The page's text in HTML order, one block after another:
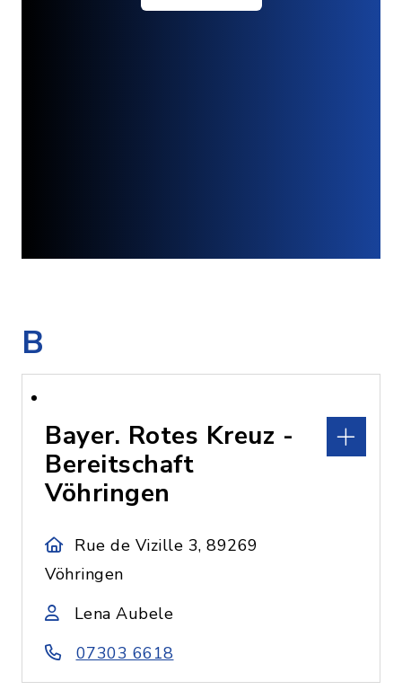
B
Bayer. Rotes Kreuz -
Bereitschaft
Vöhringen
Rue de Vizille 3, 89269
Vöhringen
Lena Aubele
07303 6618